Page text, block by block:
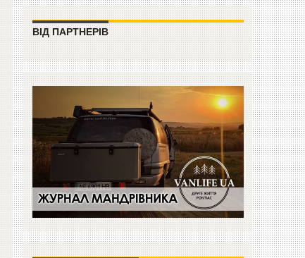
ВІД ПАРТНЕРІВ